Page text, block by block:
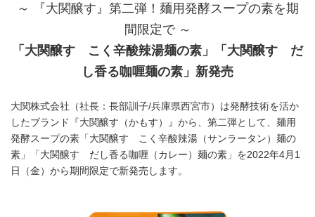
～ 『大関醸す』第二弾！麺用発酵スープの素を期
間限定で ～
「大関醸す こく辛酸辣湯麺の素」「大関醸す だ
し香る咖喱麺の素」新発売
大関株式会社（社長：長部訓子/兵庫県西宮市）は発酵技術を活か
したブランド『大関醸す（かもす）』から、第二弾として、麺用
発酵スープの素「大関醸す こく辛酸辣湯（サンラータン）麺の
素」「大関醸す だし香る咖喱（カレー）麺の素」を2022年4月1
日（金）から期間限定で新発売します。